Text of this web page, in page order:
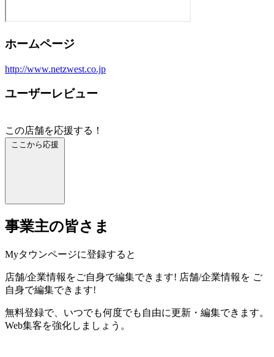
ホームページ
http://www.netzwest.co.jp
ユーザーレビュー
この店舗を応援する！
ここから応援
事業主の皆さま
Myタウンページに登録すると
店舗/企業情報をご自身で編集できます! 店舗/企業情報を ご
自身で編集できます!
無料登録で、いつでも何度でも自由に更新・編集できます。
Web集客を強化しましょう。